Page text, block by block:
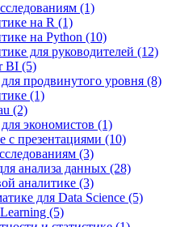
(1)
на R (1)
на Python (10)
для руководителей (12)
BI (5)
продвинутого уровня (8)
(1)
(2)
экономистов (1)
с презентациями (10)
(3)
анализа данных (28)
аналитике (3)
для Data Science (5)
(5)